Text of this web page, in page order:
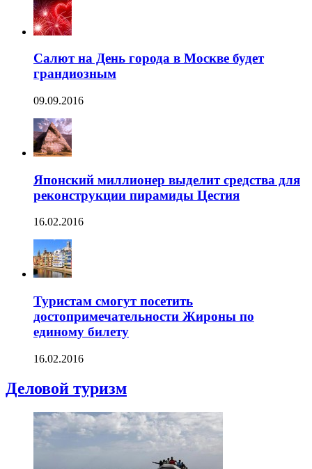
Салют на День города в Москве будет
грандиозным
09.09.2016
Японский миллионер выделит средства для
реконструкции пирамиды Цестия
16.02.2016
Туристам смогут посетить
достопримечательности Жироны по
единому билету
16.02.2016
Деловой туризм